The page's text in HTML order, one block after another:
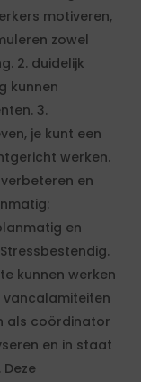
motiveren,
zowel
2. duidelijk
kunnen
3.
je kunt een
werken.
en
en
kunnen werken
vancalamiteiten
als coördinator
en in staat